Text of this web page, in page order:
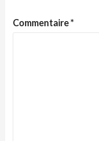
Commentaire*